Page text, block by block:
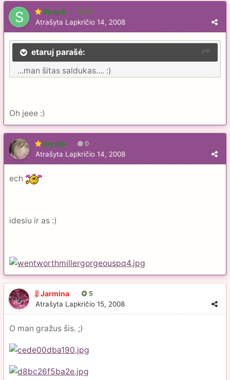
Snapė 13
Atrašyta Lapkričio 14, 2008
etaruj parašė:
...man šitas saldukas.... :)
Oh jeee :)
kryste 0
Atrašyta Lapkričio 14, 2008
ech
idesiu ir as :)
Jarmina 5
Atrašyta Lapkričio 15, 2008
O man gražus šis. ;)